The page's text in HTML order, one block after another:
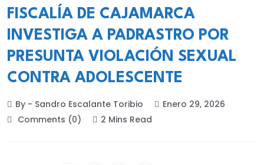
FISCALÍA DE CAJAMARCA
INVESTIGA A PADRASTRO POR
PRESUNTA VIOLACIÓN SEXUAL
CONTRA ADOLESCENTE
By - Sandro Escalante Toribio
Enero 29, 2026
Comments (0)
2 Mins Read